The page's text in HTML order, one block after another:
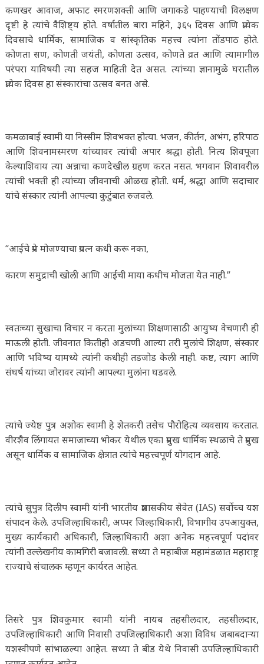
कणखर आवाज, अफाट स्मरणशक्ती आणि जगाकडे पाहण्याची विलक्षण
दृष्टी हे त्यांचे वैशिष्ट्य होते. वर्षातील बारा महिने, ३६५ दिवस आणि प्रत्येक
दिवसाचे धार्मिक, सामाजिक व सांस्कृतिक महत्त्व त्यांना तोंडपाठ होते.
कोणता सण, कोणती जयंती, कोणता उत्सव, कोणते व्रत आणि त्यामागील
परंपरा याविषयी त्या सहज माहिती देत असत. त्यांच्या ज्ञानामुळे घरातील
प्रत्येक दिवस हा संस्कारांचा उत्सव बनत असे.
कमळाबाई स्वामी या निस्सीम शिवभक्त होत्या. भजन, कीर्तन, अभंग, हरिपाठ
आणि शिवनामस्मरण यांच्यावर त्यांची अपार श्रद्धा होती. नित्य शिवपूजा
केल्याशिवाय त्या अन्नाचा कणदेखील ग्रहण करत नसत. भगवान शिवावरील
त्यांची भक्ती ही त्यांच्या जीवनाची ओळख होती. धर्म, श्रद्धा आणि सदाचार
यांचे संस्कार त्यांनी आपल्या कुटुंबात रुजवले.
“आईचे प्रेम मोजण्याचा प्रयत्न कधी करू नका,
कारण समुद्राची खोली आणि आईची माया कधीच मोजता येत नाही.”
स्वतःच्या सुखाचा विचार न करता मुलांच्या शिक्षणासाठी आयुष्य वेचणारी ही
माऊली होती. जीवनात कितीही अडचणी आल्या तरी मुलांचे शिक्षण, संस्कार
आणि भविष्य यामध्ये त्यांनी कधीही तडजोड केली नाही. कष्ट, त्याग आणि
संघर्ष यांच्या जोरावर त्यांनी आपल्या मुलांना घडवले.
त्यांचे ज्येष्ठ पुत्र अशोक स्वामी हे शेतकरी तसेच पौरोहित्य व्यवसाय करतात.
वीरशैव लिंगायत समाजाच्या भोकर येथील एका प्रमुख धार्मिक स्थळाचे ते प्रमुख
असून धार्मिक व सामाजिक क्षेत्रात त्यांचे महत्त्वपूर्ण योगदान आहे.
त्यांचे सुपुत्र दिलीप स्वामी यांनी भारतीय प्रशासकीय सेवेत (IAS) सर्वोच्च यश
संपादन केले. उपजिल्हाधिकारी, अप्पर जिल्हाधिकारी, विभागीय उपआयुक्त,
मुख्य कार्यकारी अधिकारी, जिल्हाधिकारी अशा अनेक महत्त्वपूर्ण पदांवर
त्यांनी उल्लेखनीय कामगिरी बजावली. सध्या ते महाबीज महामंडळात महाराष्ट्र
राज्याचे संचालक म्हणून कार्यरत आहेत.
तिसरे पुत्र शिवकुमार स्वामी यांनी नायब तहसीलदार, तहसीलदार,
उपजिल्हाधिकारी आणि निवासी उपजिल्हाधिकारी अशा विविध जबाबदाऱ्या
यशस्वीपणे सांभाळल्या आहेत. सध्या ते बीड येथे निवासी उपजिल्हाधिकारी